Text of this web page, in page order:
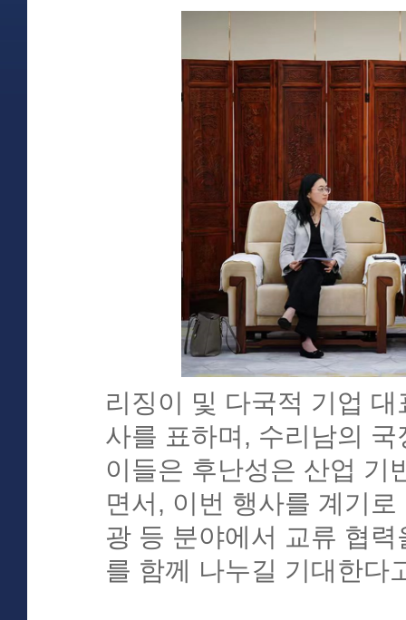
리징이 및 다국적 기업
사를 표하며, 수리남의
이들은 후난성은 산업 기
면서, 이번 행사를 계기
광 등 분야에서 교류 협
를 함께 나누길 기대한다